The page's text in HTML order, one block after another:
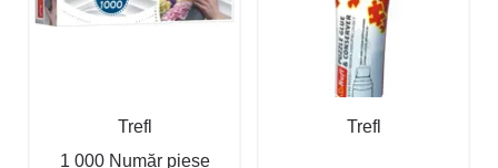
Trefl
1 000 Număr piese
Trefl